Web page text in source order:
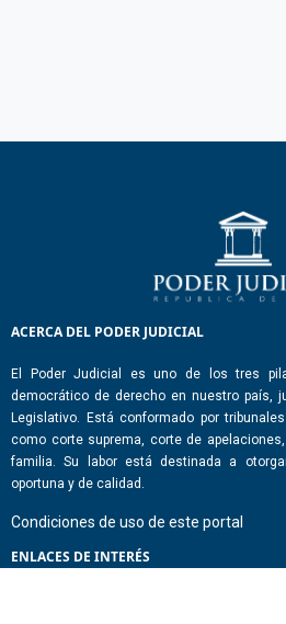
ACERCA DEL PODER JUDICIAL
El Poder Judicial es uno de los tres
democrático de derecho en nuestro país,
Legislativo. Está conformado por
como corte suprema, corte de
familia. Su labor está destinada a
oportuna y de calidad.
Condiciones de uso de este portal
ENLACES DE INTERÉS